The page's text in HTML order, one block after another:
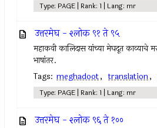
Type: PAGE | Rank: 1 | Lang: mr
उत्तरमेघ - श्लोक ९१ ते ९५
महाकवी कालिदास यांच्या मेघदूत काव्याचे
भाषांतर.
Tags: meghadoot, translation,
Type: PAGE | Rank: 1 | Lang: mr
उत्तरमेघ - श्लोक ९६ ते १००